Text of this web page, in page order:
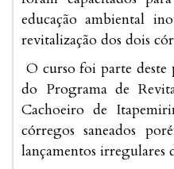
educação ambiental
revitalização dos dois
O curso foi parte deste
do Programa de
Cachoeiro de
córregos saneados
lançamentos irregulares